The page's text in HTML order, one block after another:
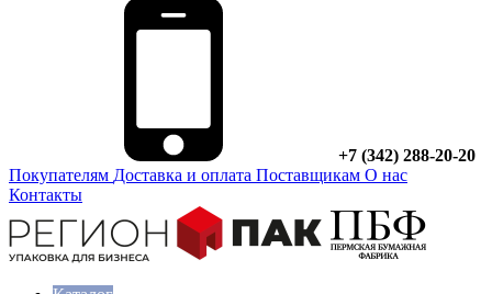
+7 (342) 288-20-20
Покупателям Доставка и оплата Поставщикам О нас
Контакты